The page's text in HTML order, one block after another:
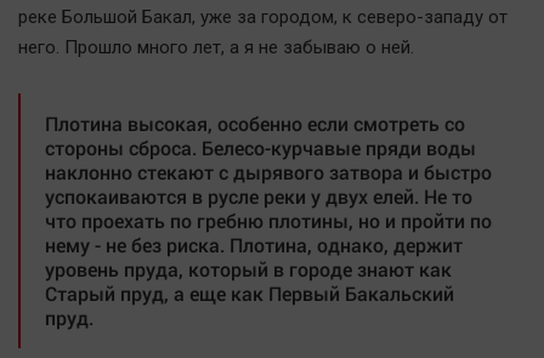
Политика
Экономика
Происшествия
Здоровье
Культура
Курилка
Мнения
Спорт
Технологии
реке Большой Бакал, уже за городом, к северо-западу от
него. Прошло много лет, а я не забываю о ней.
Плотина высокая, особенно если смотреть со
стороны сброса. Белесо-курчавые пряди воды
наклонно стекают с дырявого затвора и быстро
успокаиваются в русле реки у двух елей. Не то
что проехать по гребню плотины, но и пройти по
нему - не без риска. Плотина, однако, держит
уровень пруда, который в городе знают как
Старый пруд, а еще как Первый Бакальский
пруд.